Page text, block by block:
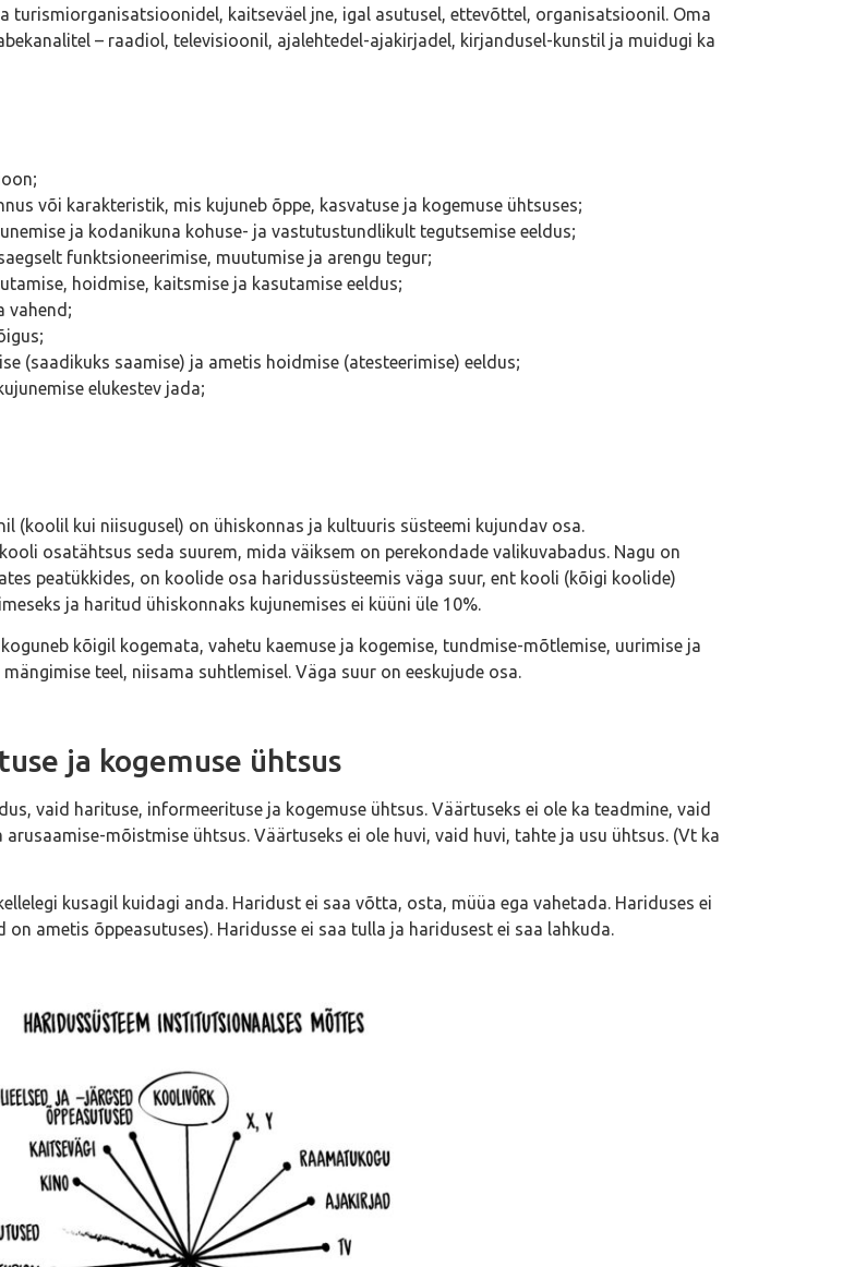
turismiorganisatsioonidel, kaitseväel jne, igal asutusel, ettevõttel, organisatsioonil. Oma
– raadiol, televisioonil, ajalehtedel-ajakirjadel, kirjandusel-kunstil ja muidugi ka
või karakteristik, mis kujuneb õppe, kasvatuse ja kogemuse ühtsuses;
ja kodanikuna kohuse- ja vastutustundlikult tegutsemise eeldus;
funktsioneerimise, muutumise ja arengu tegur;
hoidmise, kaitsmise ja kasutamise eeldus;
vahend;
(saadikuks saamise) ja ametis hoidmise (atesteerimise) eeldus;
elukestev jada;
(koolil kui niisugusel) on ühiskonnas ja kultuuris süsteemi kujundav osa.
osatähtsus seda suurem, mida väiksem on perekondade valikuvabadus. Nagu on
peatükkides, on koolide osa haridussüsteemis väga suur, ent kooli (kõigi koolide)
ja haritud ühiskonnaks kujunemises ei küüni üle 10%.
kõigil kogemata, vahetu kaemuse ja kogemise, tundmise-mõtlemise, uurimise ja
teel, niisama suhtlemisel. Väga suur on eeskujude osa.
ja kogemuse ühtsus
vaid harituse, informeerituse ja kogemuse ühtsus. Väärtuseks ei ole ka teadmine, vaid
arusaamise-mõistmise ühtsus. Väärtuseks ei ole huvi, vaid huvi, tahte ja usu ühtsus. (Vt ka
kusagil kuidagi anda. Haridust ei saa võtta, osta, müüa ega vahetada. Hariduses ei
ametis õppeasutuses). Haridusse ei saa tulla ja haridusest ei saa lahkuda.